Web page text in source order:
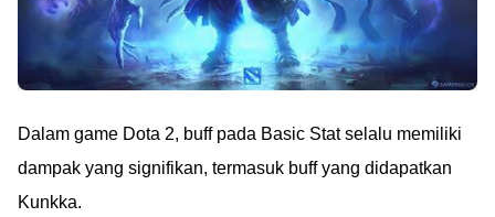
Dalam game Dota 2, buff pada Basic Stat selalu memiliki
dampak yang signifikan, termasuk buff yang didapatkan
Kunkka.